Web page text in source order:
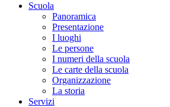
Scuola
Panoramica
Presentazione
I luoghi
Le persone
I numeri della scuola
Le carte della scuola
Organizzazione
La storia
Servizi